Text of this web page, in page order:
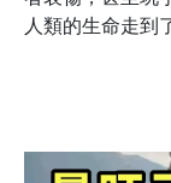
人類的生命走到